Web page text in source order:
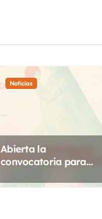
Noticias
Abierta la
convocatoria para
Mercado de